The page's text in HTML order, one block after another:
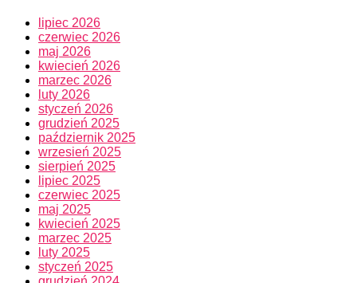
lipiec 2026
czerwiec 2026
maj 2026
kwiecień 2026
marzec 2026
luty 2026
styczeń 2026
grudzień 2025
październik 2025
wrzesień 2025
sierpień 2025
lipiec 2025
czerwiec 2025
maj 2025
kwiecień 2025
marzec 2025
luty 2025
styczeń 2025